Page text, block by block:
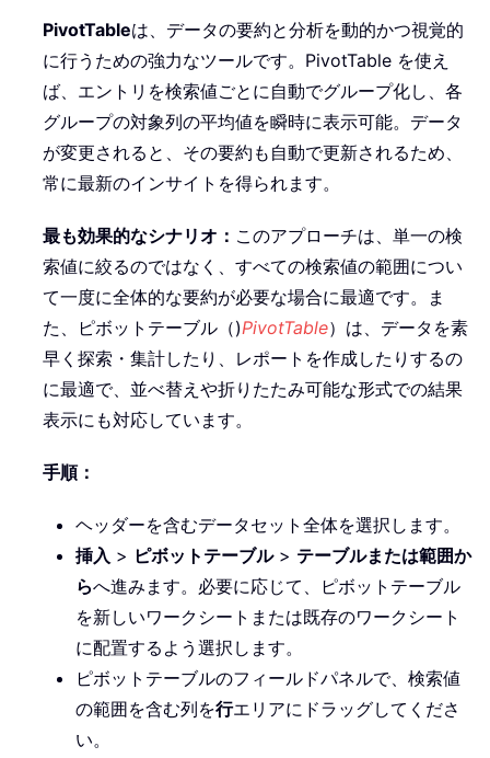
PivotTableは、データの要約と分析を動的かつ視覚的
に行うための強力なツールです。PivotTable を使え
ば、エントリを検索値ごとに自動でグループ化し、各
グループの対象列の平均値を瞬時に表示可能。データ
が変更されると、その要約も自動で更新されるため、
常に最新のインサイトを得られます。
最も効果的なシナリオ： このアプローチは、単一の検
索値に絞るのではなく、すべての検索値の範囲につい
て一度に全体的な要約が必要な場合に最適です。ま
た、ピボットテーブル（)PivotTable）は、データを素
早く探索・集計したり、レポートを作成したりするの
に最適で、並べ替えや折りたたみ可能な形式での結果
表示にも対応しています。
手順：
ヘッダーを含むデータセット全体を選択します。
挿入 > ピボットテーブル> テーブルまたは範囲か
らへ進みます。必要に応じて、ピボットテーブル
を新しいワークシートまたは既存のワークシート
に配置するよう選択します。
ピボットテーブルのフィールドパネルで、検索値
の範囲を含む列を行エリアにドラッグしてくださ
い。